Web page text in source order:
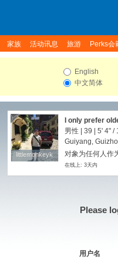
家族 活动讯息 旅游 Perks会
English
中文简体
littlemonkeyk
littlemonkeyk
I only prefer
男性 | 39 | 5' 4" /
Guiyang,
对象为任何人作
在线上: 3天内
Please
用户名